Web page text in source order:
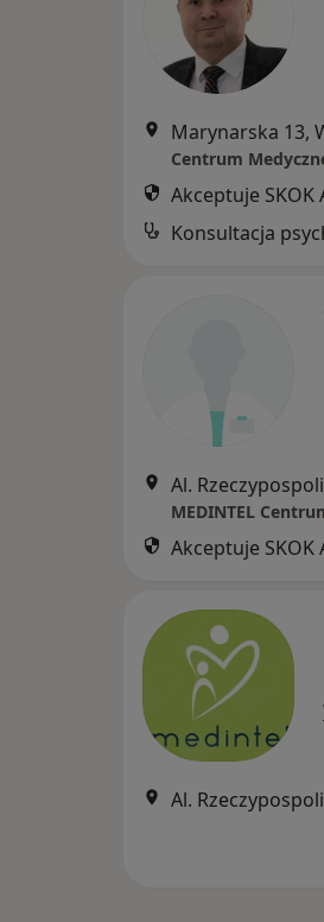
Marynarska 13,
Akceptuje SKOK
Konsultacja
Al.
MEDINTEL
Akceptuje SKOK
Al.